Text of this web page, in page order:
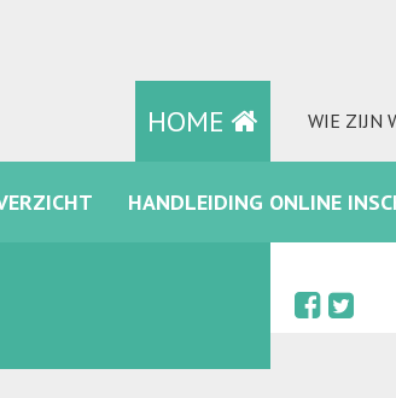
HOME WIE ZIJN
HANDLEIDING ONLINE